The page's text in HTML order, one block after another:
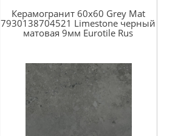
Керамогранит 60x60 Grey Mat
7930138704521 Limestone черный
матовая 9мм Eurotile Rus